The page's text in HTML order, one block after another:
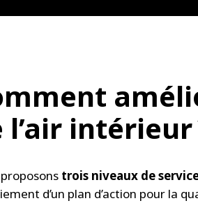
l’air intérieur
trois niveaux de
d’un plan d’action pour la